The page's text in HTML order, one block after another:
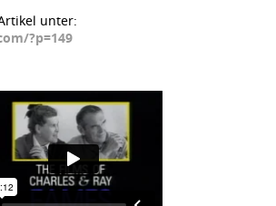
unter:
?p=149